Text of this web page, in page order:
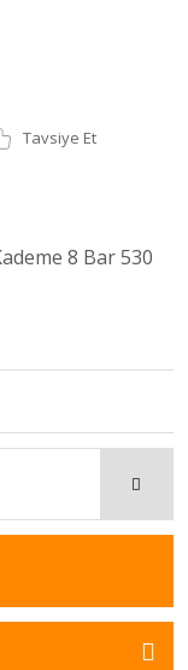
Tavsiye Et
8 Bar 530